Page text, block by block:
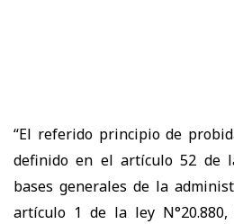
“El referido principio de
definido en el artículo 52 de
bases generales de la
artículo 1 de la ley